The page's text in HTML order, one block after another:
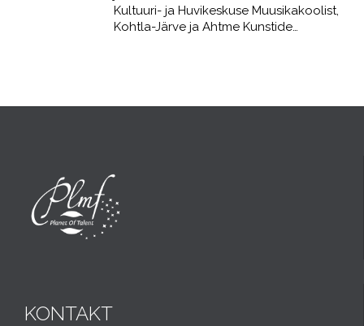
Kultuuri- ja Huvikeskuse Muusikakoolist,
Kohtla-Järve ja Ahtme Kunstide…
KONTAKT